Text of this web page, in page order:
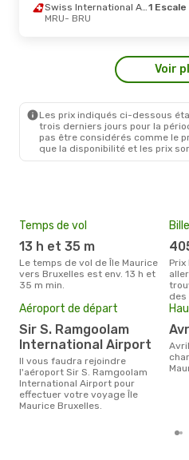
Swiss International Air Lines1 Escale
MRU- BRU
Voir
Les prix indiqués ci-dessous
trois derniers jours pour la
pas être considérés comme le
que la disponibilité et les prix
Temps de vol
13 h et 35 m
Le temps de vol de Île Maurice
vers Bruxelles est env. 13 h et
35 m min.
Prix le moins cher pour un billet
des
Aéroport de départ
Sir S. Ramgoolam
International Airport
Il vous faudra rejoindre
l'aéroport Sir S. Ramgoolam
International Airport pour
effectuer votre voyage Île
Maurice Bruxelles.
avril est la période la plus